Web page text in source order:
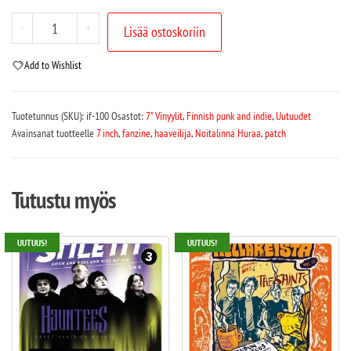
- + Lisää ostoskoriin
Add to Wishlist
Tuotetunnus (SKU): if-100Osastot:7" Vinyylit,Finnish punk and indie,Uutuudet
Avainsanat tuotteelle7 inch,fanzine,haaveilija,Noitalinna Huraa,patch
Tutustu myös
UUTUUS! UUTUUS!